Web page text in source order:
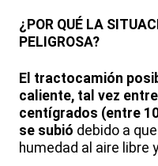
¿POR QUÉ LA
PELIGROSA?
El tractocamión
caliente, tal vez
centígrados (entre
se subió debido a
humedad al aire libre